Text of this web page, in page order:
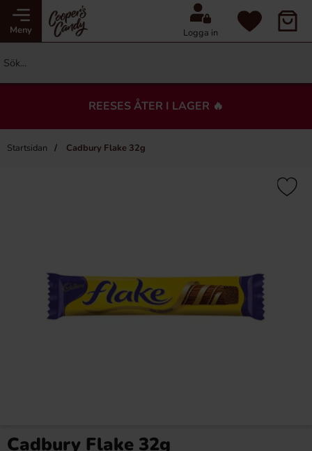
Meny Logga in
REESES ÅTER I LAGER 🔥
Startsidan Cadbury Flake 32g
Cadbury Flake 32g